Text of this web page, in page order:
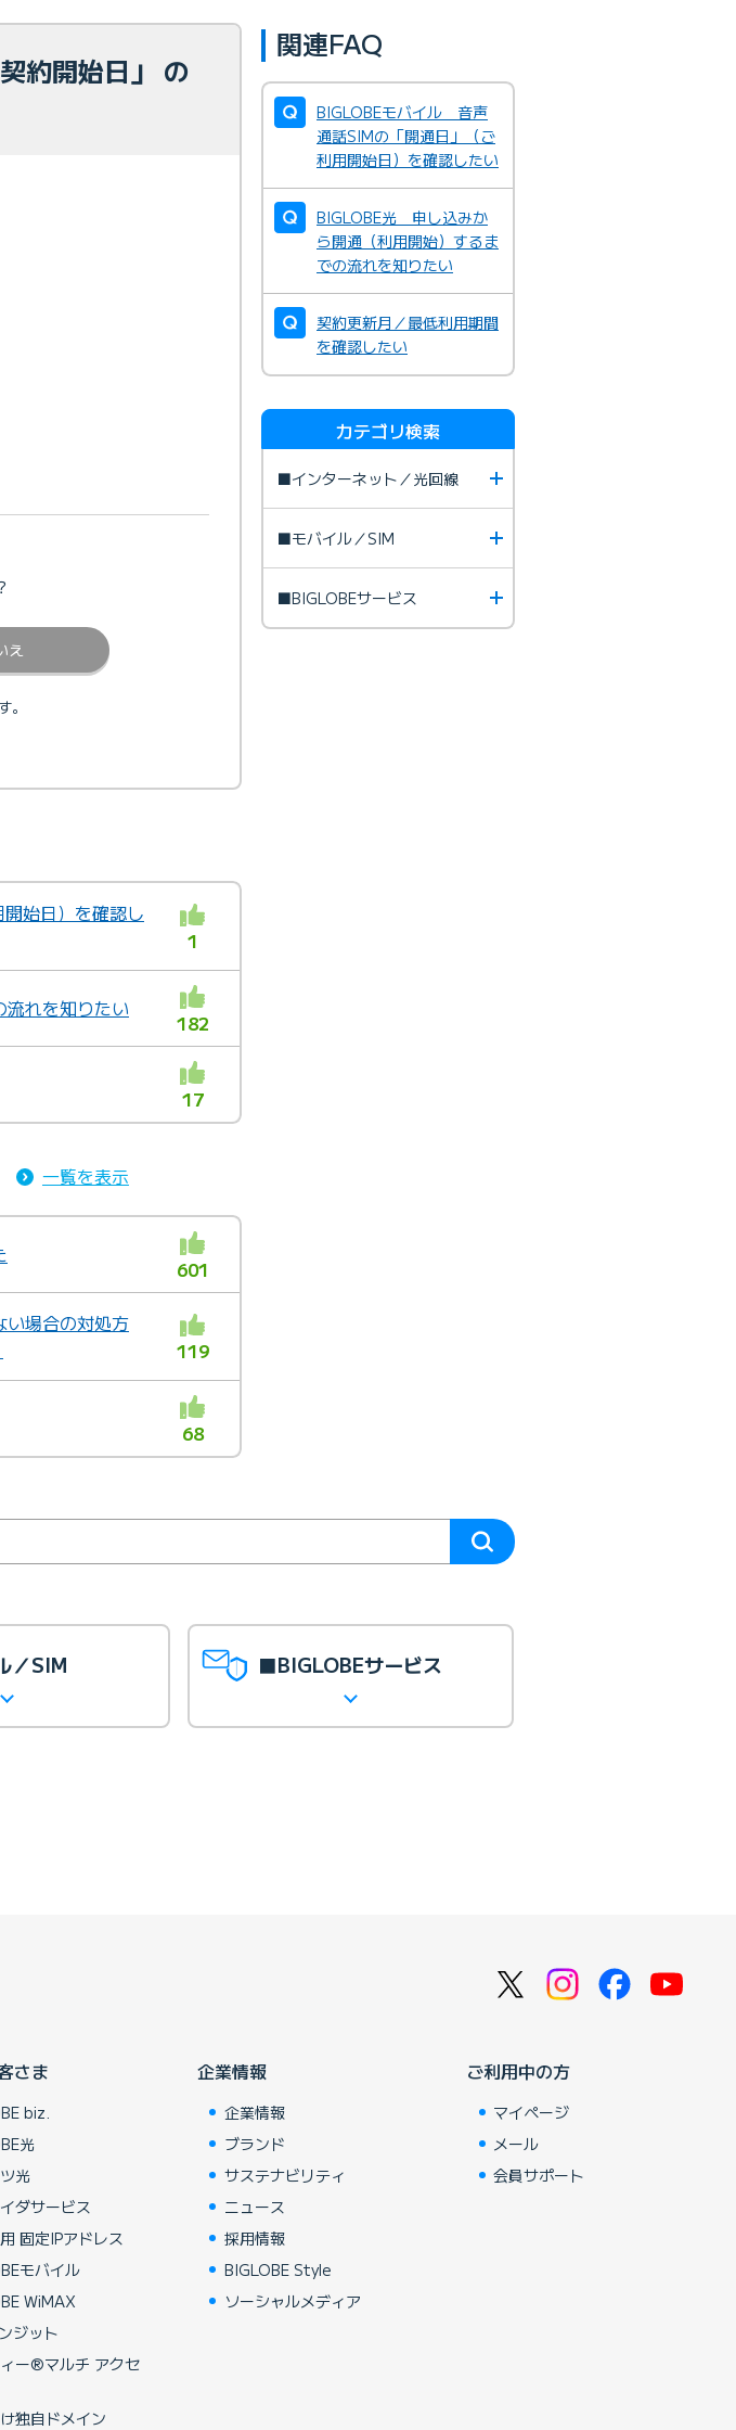
約開始日」 の
え
。
始日）を確認し
1
れを知りたい
182
17
一覧を表示
601
い場合の対処方
119
68
関連FAQ
BIGLOBEモバイル 音声
通話SIMの「開通日」（ご
利用開始日）を確認したい
BIGLOBE光 申し込みか
ら開通（利用開始）するま
での流れを知りたい
契約更新月／最低利用期間
を確認したい
カテゴリ検索
■インターネット／光回線
■モバイル／SIM
■BIGLOBEサービス
／SIM ■BIGLOBEサービス
さま
biz.
光
光
ダサービス
固定IPアドレス
モバイル
WiMAX
ジット
ー®マルチ アクセ
独自ドメイン
企業情報
企業情報
ブランド
サステナビリティ
ニュース
採用情報
BIGLOBE Style
ソーシャルメディア
ご利用中の方
マイページ
メール
会員サポート